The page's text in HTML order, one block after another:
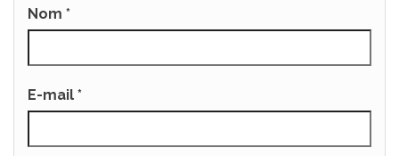
Nom *
E-mail *